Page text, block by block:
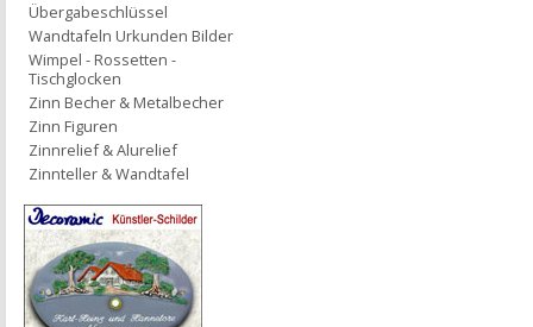
Übergabeschlüssel
Wandtafeln Urkunden Bilder
Wimpel - Rossetten -
Tischglocken
Zinn Becher & Metalbecher
Zinn Figuren
Zinnrelief & Alurelief
Zinnteller & Wandtafel